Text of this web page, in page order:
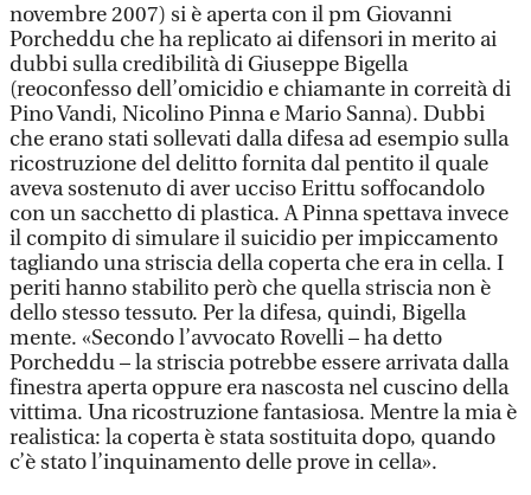
novembre 2007) si è aperta con il pm Giovanni
Porcheddu che ha replicato ai difensori in merito ai
dubbi sulla credibilità di Giuseppe Bigella
(reoconfesso dell’omicidio e chiamante in correità di
Pino Vandi, Nicolino Pinna e Mario Sanna). Dubbi
che erano stati sollevati dalla difesa ad esempio sulla
ricostruzione del delitto fornita dal pentito il quale
aveva sostenuto di aver ucciso Erittu soffocandolo
con un sacchetto di plastica. A Pinna spettava invece
il compito di simulare il suicidio per impiccamento
tagliando una striscia della coperta che era in cella. I
periti hanno stabilito però che quella striscia non è
dello stesso tessuto. Per la difesa, quindi, Bigella
mente. «Secondo l’avvocato Rovelli – ha detto
Porcheddu – la striscia potrebbe essere arrivata dalla
finestra aperta oppure era nascosta nel cuscino della
vittima. Una ricostruzione fantasiosa. Mentre la mia è
realistica: la coperta è stata sostituita dopo, quando
c’è stato l’inquinamento delle prove in cella».